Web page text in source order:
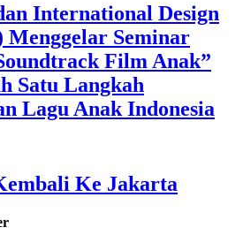
International Design
Menggelar Seminar
Film Anak”
Satu Langkah
Lagu Anak Indonesia
Ke Jakarta